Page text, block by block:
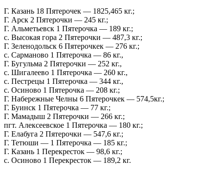
Г. Казань 18 Пятерочек — 1825,465 кг.;
Г. Арск 2 Пятерочки — 245 кг.;
Г. Альметьевск 1 Пятерочка — 189 кг.;
с. Высокая гора 2 Пятерочки — 487,3 кг.;
Г. Зеленодольск 6 Пятерочкек — 276 кг.;
с. Сарманово 1 Пятерочка — 86 кг.,
Г. Бугульма 2 Пятерочки — 252 кг.,
с. Шигалеево 1 Пятерочка — 260 кг.,
с. Пестрецы 1 Пятерочка — 344 кг.,
с. Осиново 1 Пятерочка — 208 кг.;
Г. Набережные Челны 6 Пятерочкек — 574,5кг.;
Г. Буинск 1 Пятерочка — 77 кг.;
Г. Мамадыш 2 Пятерочки — 266 кг.;
пгт. Алексеевское 1 Пятерочка — 180 кг.;
Г. Елабуга 2 Пятерочки — 547,6 кг.;
Г. Тетюши — 1 Пятерочка — 185 кг.;
Г. Казань 1 Перекресток — 98,6 кг.;
с. Осиново 1 Перекресток — 189,2 кг.